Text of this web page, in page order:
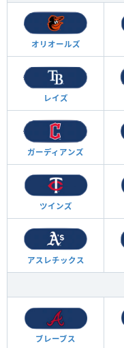
オリオールズ
レイズ
ガーディアンズ
ツインズ
アスレチックス
ブレーブス